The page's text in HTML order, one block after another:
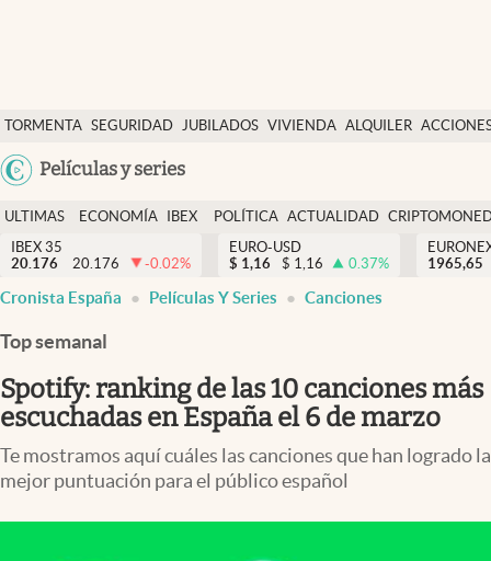
TORMENTA SEGURIDAD JUBILADOS VIVIENDA ALQUILER
USA
Películas y series
Economía y finanzas
Política
Actualidad
Criptomonedas
España
ULTIMAS
NOTICIAS
ECONOMÍA
FINANZAS
IBEX
EURO
POLÍTICA ACTUALIDAD
IBEX 35
20.176
20.176 -0.02%
EURO-USD
$ 1,16 $ 1,16 0.37%
1965,65
Cronista España Películas Y Series Canciones
Top semanal
Spotify: ranking de las 10 canciones más
escuchadas en España el 6 de marzo
Te mostramos aquí cuáles las canciones que han logrado la
mejor puntuación para el público español